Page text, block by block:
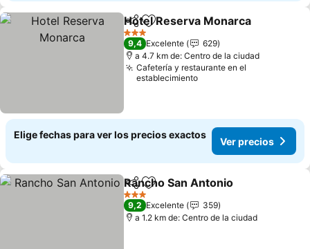
CompartirAgregar a favoritos
Hotel Reserva Monarca
3 Estrellas
9,4 Excelente
629
a 4.7 km de: Centro de la ciudad
Cafetería y restaurante en el
establecimiento
Elige fechas para ver los precios exactos
Ver precios
CompartirAgregar a favoritos
Rancho San Antonio
3 Estrellas
9,2 Excelente
359
a 1.2 km de: Centro de la ciudad